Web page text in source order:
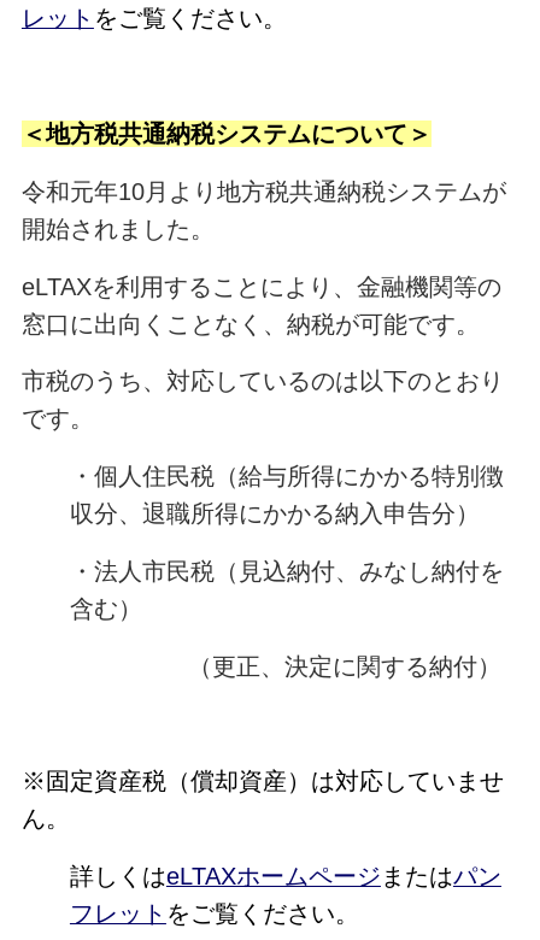
レット をご覧ください。
＜地方税共通納税システムについて＞
令和元年10月より地方税共通納税システムが
開始されました。
eLTAXを利用することにより、金融機関等の
窓口に出向くことなく、納税が可能です。
市税のうち、対応しているのは以下のとおり
です。
・個人住民税（給与所得にかかる特別徴
収分、退職所得にかかる納入申告分）
・法人市民税（見込納付、みなし納付を
含む）
（更正、決定に関する納付）
※固定資産税（償却資産）は対応していませ
ん。
詳しくはeLTAXホームページ またはパン
フレット をご覧ください。